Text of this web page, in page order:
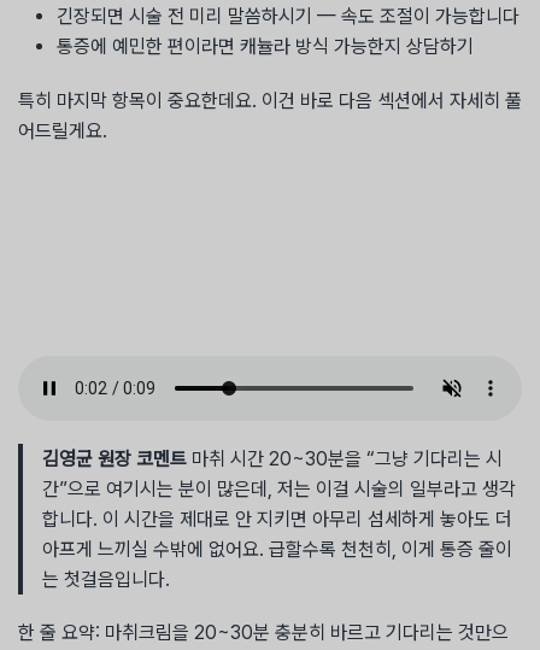
긴장되면 시술 전 미리 말씀하시기 — 속도 조절이 가능합니다
통증에 예민한 편이라면 캐뉼라 방식 가능한지 상담하기
특히 마지막 항목이 중요한데요. 이건 바로 다음 섹션에서 자세히 풀
어드릴게요.
김영균 원장 코멘트 마취 시간 20~30분을 “그냥 기다리는 시
간”으로 여기시는 분이 많은데, 저는 이걸 시술의 일부라고 생각
합니다. 이 시간을 제대로 안 지키면 아무리 섬세하게 놓아도 더
아프게 느끼실 수밖에 없어요. 급할수록 천천히, 이게 통증 줄이
는 첫걸음입니다.
한 줄 요약: 마취크림을 20~30분 충분히 바르고 기다리는 것만으